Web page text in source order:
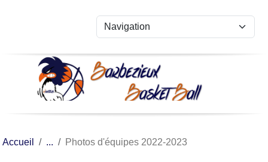
Accueil Photos d'équipes 2022-2023